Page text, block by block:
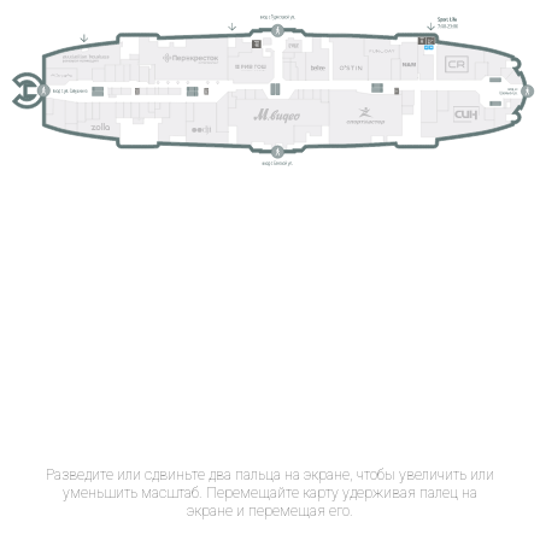
Разведите или сдвиньте два пальца на экране, чтобы увеличить или
уменьшить масштаб. Перемещайте карту удерживая палец на
экране и перемещая его.